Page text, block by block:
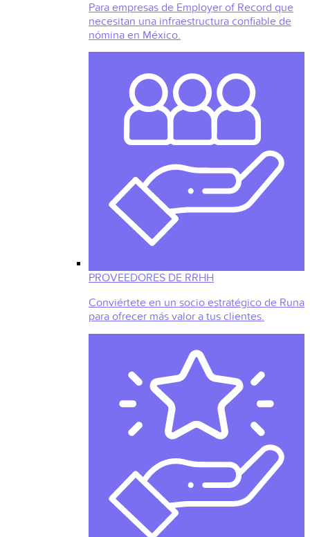
Para empresas de Employer of Record que
necesitan una infraestructura confiable de
nómina en México.
PROVEEDORES DE RRHH
Conviértete en un socio estratégico de Runa
para ofrecer más valor a tus clientes.